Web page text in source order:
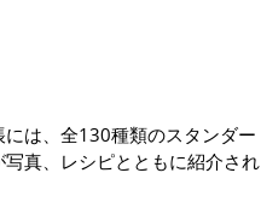
には、全130種類のスタンダー
写真、レシピとともに紹介され